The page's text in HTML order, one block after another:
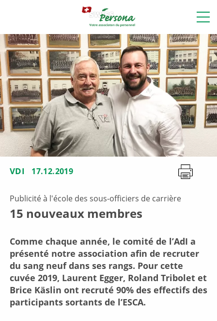
VDI 17.12.2019
Publicité à l'école des sous-officiers de carrière
15 nouveaux membres
Comme chaque année, le comité de l’AdI a
présenté notre association afin de recruter
du sang neuf dans ses rangs. Pour cette
cuvée 2019, Laurent Egger, Roland Tribolet et
Brice Käslin ont recruté 90% des effectifs des
participants sortants de l’ESCA.